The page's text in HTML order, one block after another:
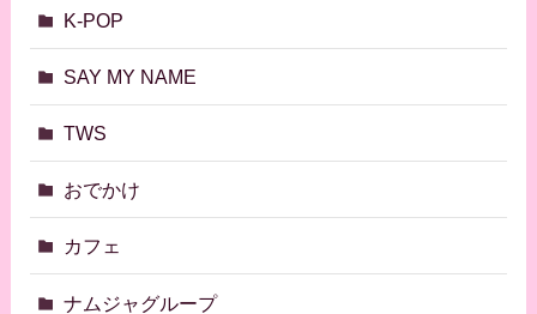
K-POP
SAY MY NAME
TWS
おでかけ
カフェ
ナムジャグループ